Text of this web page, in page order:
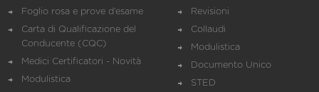
Foglio rosa e prove d’esame
Carta di Qualificazione del
Conducente (CQC)
Medici Certificatori - Novità
Modulistica
Revisioni
Collaudi
Modulistica
Documento Unico
STED